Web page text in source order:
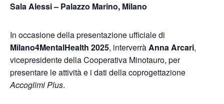
Sala Alessi – Palazzo Marino, Milano
In occasione della presentazione ufficiale di
Milano4MentalHealth 2025, interverràAnna Arcari,
vicepresidente della Cooperativa Minotauro, per
presentare le attività e i dati della coprogettazione
Accoglimi Plus.